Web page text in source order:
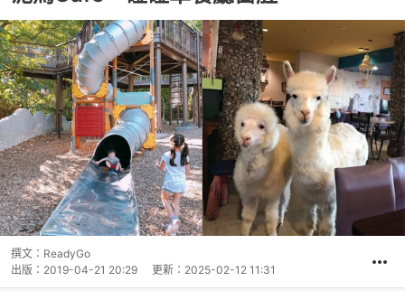
撰文： ReadyGo
出版： 2019-04-21 20:29 更新： 2025-02-12 11:31